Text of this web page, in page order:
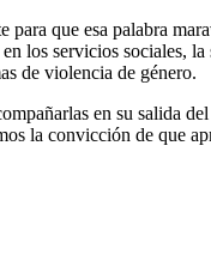
que esa palabra
los servicios sociales,
de violencia de género.
en su salida
la convicción de que